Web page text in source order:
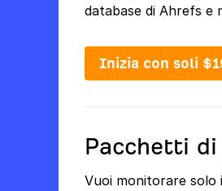
database di Ahrefs e
Inizia con soli
Pacchetti
Vuoi monitorare